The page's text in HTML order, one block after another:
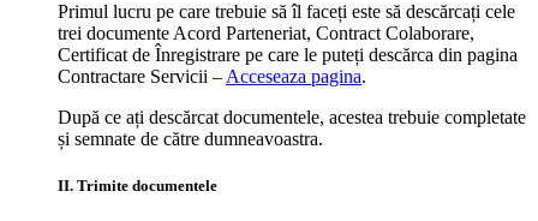
Primul lucru pe care trebuie să îl faceți este să descărcați cele
trei documente Acord Parteneriat, Contract Colaborare,
Certificat de Înregistrare pe care le puteți descărca din pagina
Contractare Servicii – Acceseaza pagina.
După ce ați descărcat documentele, acestea trebuie completate
și semnate de către dumneavoastra.
II. Trimite documentele